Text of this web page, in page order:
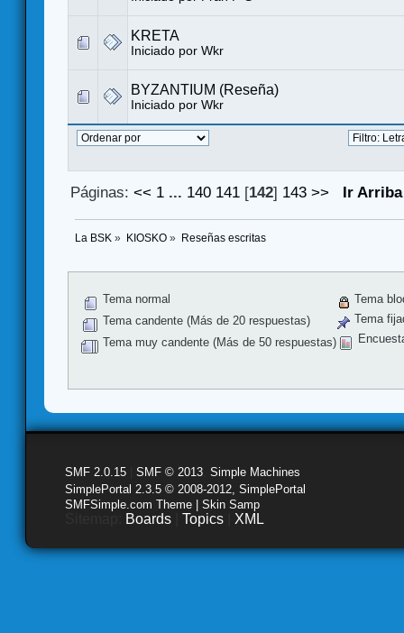
KRETA
Iniciado por Wkr
BYZANTIUM (Reseña)
Iniciado por Wkr
Páginas:<< 1 ... 140 141 [142] 143 >> Ir Arriba
La BSK » KIOSKO» Reseñas escritas
Tema normal
Tema candente (Más de 20 respuestas)
Tema muy candente (Más de 50 respuestas)
Tema
Tema
SMF 2.0.15 SMF © 2013 Simple Machines
SimplePortal 2.3.5 © 2008-2012, SimplePortal
SMFSimple.com Theme | Skin Samp
Boards Topics XML